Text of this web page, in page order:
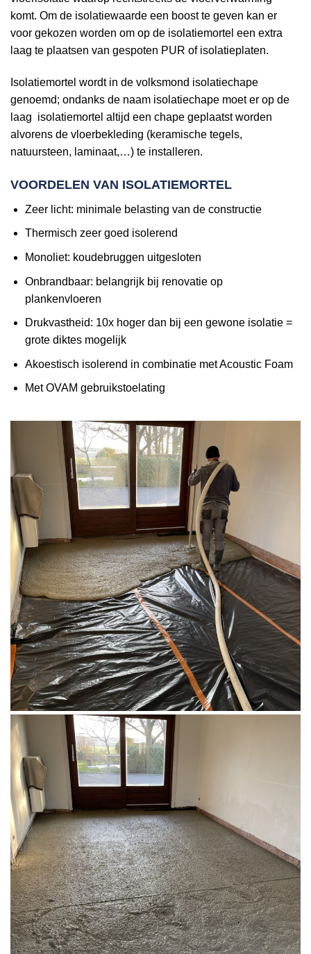
komt. Om de isolatiewaarde een boost te geven kan er
voor gekozen worden om op de isolatiemortel een extra
laag te plaatsen van gespoten PUR of isolatieplaten.
Isolatiemortel wordt in de volksmond isolatiechape
genoemd; ondanks de naam isolatiechape moet er op de
laag isolatiemortel altijd een chape geplaatst worden
alvorens de vloerbekleding (keramische tegels,
natuursteen, laminaat,…) te installeren.
VOORDELEN VAN ISOLATIEMORTEL
Zeer licht: minimale belasting van de constructie
Thermisch zeer goed isolerend
Monoliet: koudebruggen uitgesloten
Onbrandbaar: belangrijk bij renovatie op
plankenvloeren
Drukvastheid: 10x hoger dan bij een gewone isolatie =
grote diktes mogelijk
Akoestisch isolerend in combinatie met Acoustic Foam
Met OVAM gebruikstoelating